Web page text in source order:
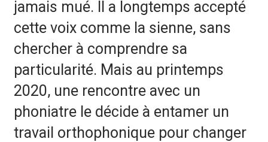
jamais mué. Il a longtemps accepté
cette voix comme la sienne, sans
chercher à comprendre sa
particularité. Mais au printemps
2020, une rencontre avec un
phoniatre le décide à entamer un
travail orthophonique pour changer